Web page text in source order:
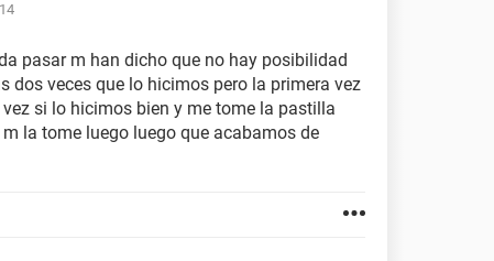
pasar m han dicho que no hay posibilidad
dos veces que lo hicimos pero la primera vez
si lo hicimos bien y me tome la pastilla
la tome luego luego que acabamos de